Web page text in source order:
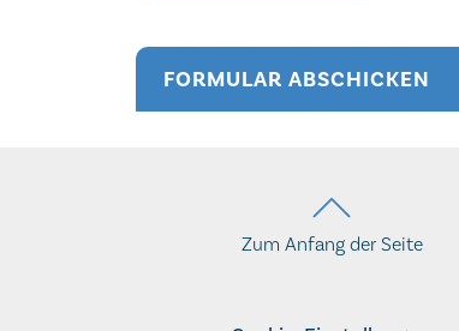
FORMULAR ABSCHICKEN
Zum Anfang der Seite